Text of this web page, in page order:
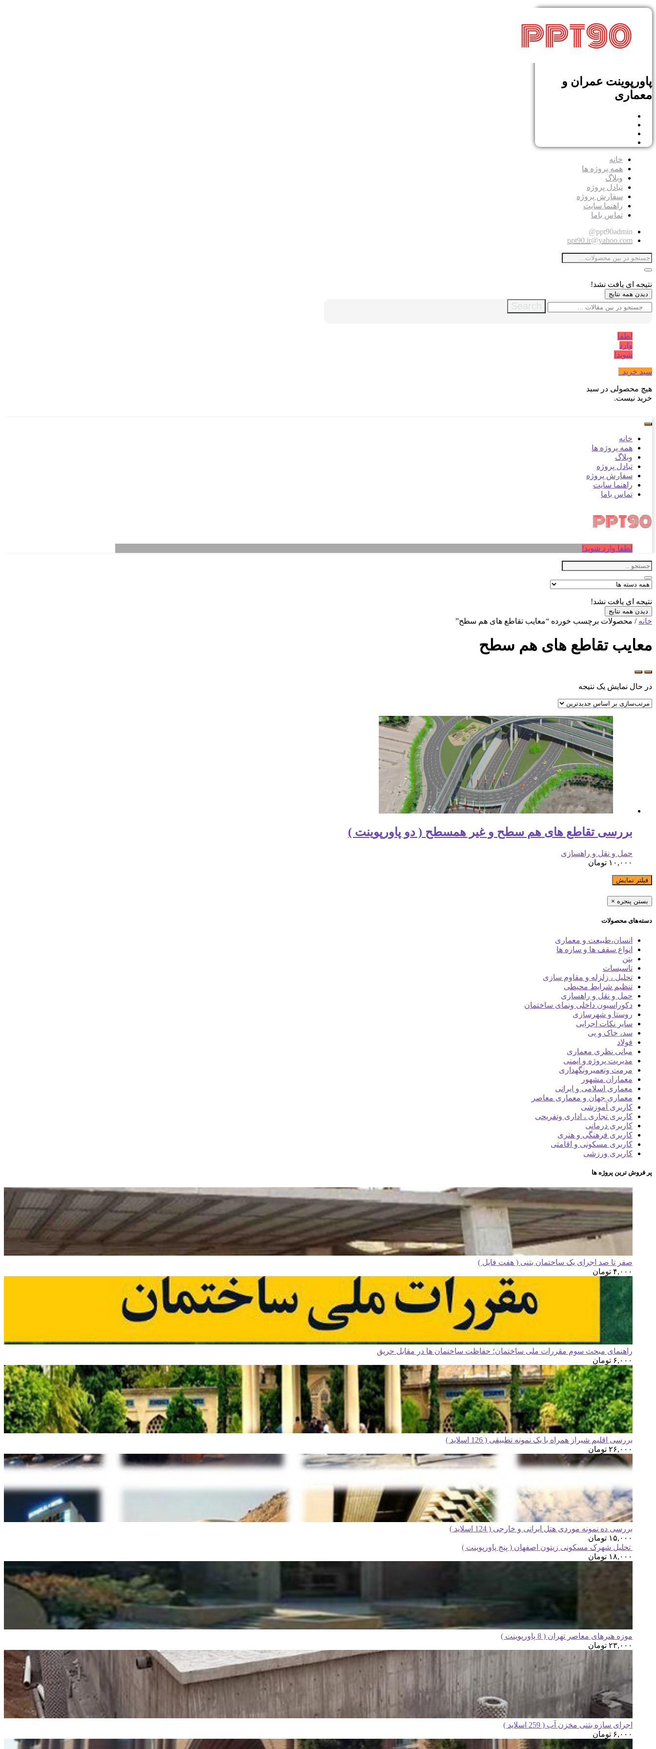
پاورپوینت عمران و
معماری
خانه
همه پروژه ها
وبلاگ
تبادل پروژه
سفارش پروژه
راهنما سایت
تماس باما
ppt90admin@
ppt90.ir@yahoo.com
نتیجه ای یافت نشد!
دیدن همه نتایج
Search
لطفا
وارد
شوید!
سبد خرید
هیچ محصولی در سبد
خرید نیست.
خانه
همه پروژه ها
وبلاگ
تبادل پروژه
سفارش پروژه
راهنما سایت
تماس باما
لطفا وارد شوید!
نتیجه ای یافت نشد!
دیدن همه نتایج
خانه / محصولات برچسب خورده “معایب تقاطع های هم سطح”
معایب تقاطع های هم سطح
در حال نمایش یک نتیجه
بررسی تقاطع های هم سطح و غیر همسطح ( دو پاورپوینت )
حمل و نقل و راهسازی
۱۰,۰۰۰ تومان
فیلتر نمایش
بستن پنجره ×
دسته‌های محصولات
انسان،طبیعت و معماری
انواع سقف ها و سازه ها
بتن
تاسیسات
تحلیل ، زلزله و مقاوم سازی
تنظیم شرایط محیطی
حمل و نقل و راهسازی
دکوراسیون داخلی ونمای ساختمان
روستا و شهرسازی
سایر نکات اجرایی
سد، خاک و پی
فولاد
مبانی نظری معماری
مدیریت پروژه و ایمنی
مرمت وتعمیرونگهداری
معماران مشهور
معماری اسلامی و ایرانی
معماری جهان و معماری معاصر
کاربری آموزشی
کاربری تجاری ، اداری وتفریحی
کاربری درمانی
کاربری فرهنگی و هنری
کاربری مسکونی و اقامتی
کاربری ورزشی
پر فروش ترین پروژه ها
صفر تا صد اجرای یک ساختمان بتنی ( هفت فایل )
۴,۰۰۰ تومان
راهنمای مبحث سوم مقررات ملی ساختمان؛ حفاظت ساختمان ها در مقابل حریق
۶,۰۰۰ تومان
بررسی اقلیم شیراز همراه با یک نمونه تطبیقی ( 126 اسلاید )
۲۶,۰۰۰ تومان
بررسی ده نمونه موردی هتل ایرانی و خارجی ( 124 اسلاید )
۱۵,۰۰۰ تومان
تحلیل شهرک مسکونی زیتون اصفهان ( پنج پاورپوینت )
۱۸,۰۰۰ تومان
موزه هنرهای معاصر تهران ( 8 پاورپوینت )
۲۳,۰۰۰ تومان
اجرای سازه بتنی مخزن آب ( 259 اسلاید )
۶,۰۰۰ تومان